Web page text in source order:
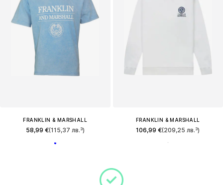
FRANKLIN & MARSHALL
58,99 €(115,37 лв.³)
FRANKLIN & MARSHALL
106,99 €(209,25 лв.³)